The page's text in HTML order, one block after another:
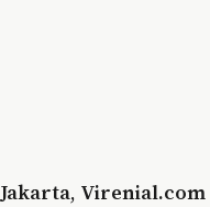
Jakarta, Virenial.com